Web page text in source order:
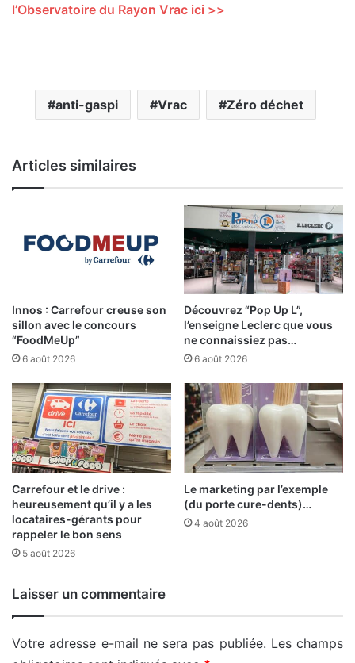
l’Observatoire du Rayon Vrac ici >>
anti-gaspi Vrac Zéro déchet
Articles similaires
Innos : Carrefour creuse son
sillon avec le concours
“FoodMeUp”
6 août 2026
Découvrez “Pop Up L”,
l’enseigne Leclerc que vous
ne connaissiez pas…
6 août 2026
Carrefour et le drive :
heureusement qu’il y a les
locataires-gérants pour
rappeler le bon sens
5 août 2026
Le marketing par l’exemple
(du porte cure-dents)…
4 août 2026
Laisser un commentaire
Votre adresse e-mail ne sera pas publiée. Les champs